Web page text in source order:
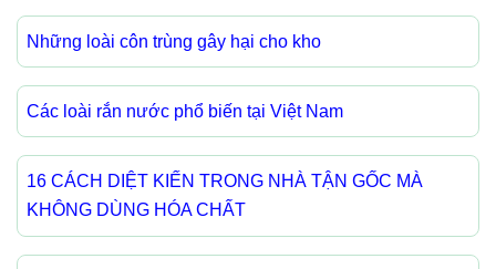
Những loài côn trùng gây hại cho kho
Các loài rắn nước phổ biến tại Việt Nam
16 CÁCH DIỆT KIẾN TRONG NHÀ TẬN GỐC MÀ
KHÔNG DÙNG HÓA CHẤT